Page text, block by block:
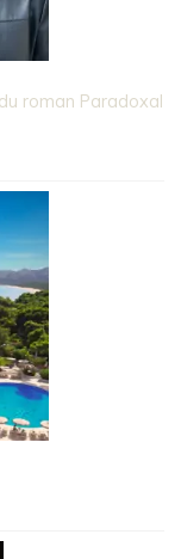
roman Paradoxal